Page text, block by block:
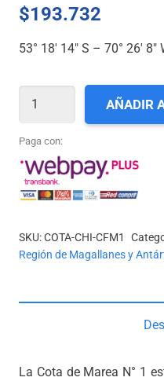
$193.732
53° 18′ 14″ S – 70° 26′ 8″
COTA-
CFM1
(BAHÍA
CHILOTA)
cantidad
AÑADIR
Paga con:
SKU:COTA-CHI-CFM1
Región de Magallanes y
La Cota de Marea N° 1